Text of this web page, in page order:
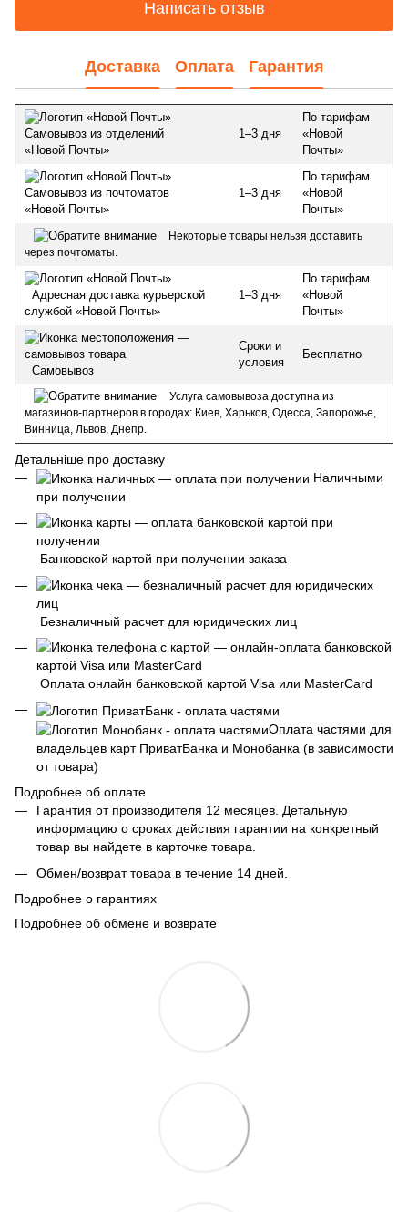
Написать отзыв
Доставка Оплата Гарантия
Самовывоз из отделений
«Новой Почты»
1–3 дня
По тарифам
«Новой
Почты»
Самовывоз из почтоматов
«Новой Почты»
1–3 дня
По тарифам
«Новой
Почты»
Некоторые товары нельзя доставить
через почтоматы.
Адресная доставка курьерской
службой «Новой Почты»
1–3 дня
По тарифам
«Новой
Почты»
Самовывоз
Сроки и
условия
Бесплатно
Услуга самовывоза доступна из
магазинов-партнеров в городах: Киев, Харьков, Одесса, Запорожье,
Винница, Львов, Днепр.
Детальніше про доставку
Наличными
при получении
Банковской картой при получении заказа
Безналичный расчет для юридических лиц
Оплата онлайн банковской картой Visa или MasterCard
Оплата частями для
владельцев карт ПриватБанка и Монобанка (в зависимости
от товара)
Подробнее об оплате
Гарантия от производителя 12 месяцев. Детальную
информацию о сроках действия гарантии на конкретный
товар вы найдете в карточке товара.
Обмен/возврат товара в течение 14 дней.
Подробнее о гарантиях
Подробнее об обмене и возврате